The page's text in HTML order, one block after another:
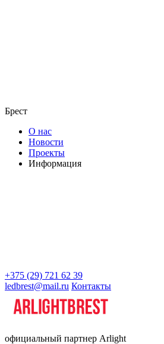
Брест
О нас
Новости
Проекты
Информация
+375 (29) 721 62 39
ledbrest@mail.ru Контакты
официальный партнер Arlight